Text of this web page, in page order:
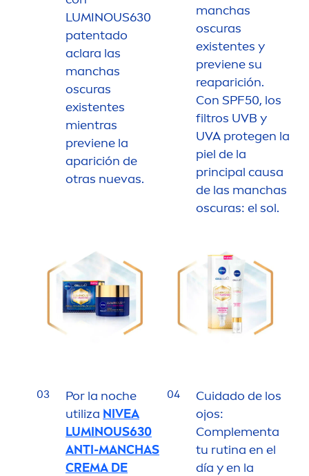
LUMINOUS630
patentado
aclara las
manchas
oscuras
existentes
mientras
previene la
aparición de
otras nuevas.
manchas
oscuras
existentes y
previene su
reaparición.
Con SPF50, los
filtros UVB y
UVA protegen la
piel de la
principal causa
de las manchas
oscuras: el sol.
03
Por la noche
utiliza NIVEA
LUMINOUS630
ANTI-MANCHAS
CREMA DE
04
Cuidado de los
ojos:
Complementa
tu rutina en el
día y en la